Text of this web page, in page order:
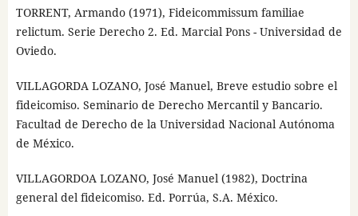
TORRENT, Armando (1971), Fideicommissum familiae
relictum. Serie Derecho 2. Ed. Marcial Pons - Universidad de
Oviedo.
VILLAGORDA LOZANO, José Manuel, Breve estudio sobre el
fideicomiso. Seminario de Derecho Mercantil y Bancario.
Facultad de Derecho de la Universidad Nacional Autónoma
de México.
VILLAGORDOA LOZANO, José Manuel (1982), Doctrina
general del fideicomiso. Ed. Porrúa, S.A. México.